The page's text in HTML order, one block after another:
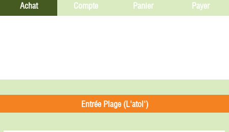
Achat Compte Panier Payer
Entrée Plage (L'atol')